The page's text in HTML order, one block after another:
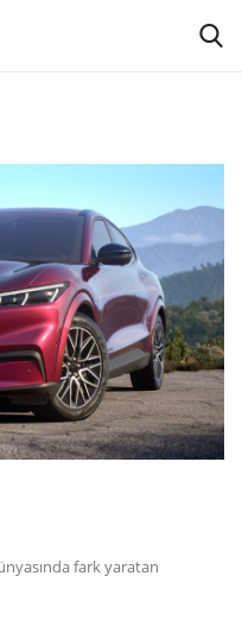
fark yaratan